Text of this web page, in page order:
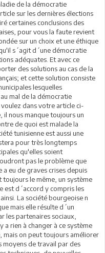
de la démocratie
sur les dernières élections
certaines conclusions des
pour vous la faute revient
sur un choix et une éthique
s´agit d´une démocratie
adéquates. Et avec ce
des solutions au cas de la
et cette solution consiste
lesquelles
mal de la démocratie
dans votre article ci-
il nous manque toujours un
de quoi est malade la
tunisienne est aussi une
pour très longtemps
qu'elles soient
pas le problème que
a eu de graves crises depuis
toujours le même, un système
est d´accord y compris les
La société bourgeoise n
mais elle résulte d´un
les partenaires sociaux,
a rien à changer à ce système
mais on peut toujours améliorer
moyens de travail par des